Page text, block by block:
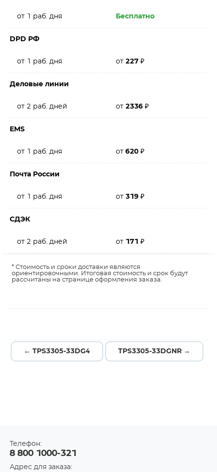
от 1 раб. дня Бесплатно
DPD РФ
от 1 раб. дня от 227 ₽
Деловые линии
от 2 раб. дней от 2336 ₽
EMS
от 1 раб. дня от 620 ₽
Почта России
от 1 раб. дня от 319 ₽
СДЭК
от 2 раб. дней от 171 ₽
* Стоимость и сроки доставки являются
ориентировочными. Итоговая стоимость и срок будут
рассчитаны на странице оформления заказа.
← TPS3305-33DG4 TPS3305-33DGNR →
Телефон:
8 800 1000-321
Адрес для заказа: